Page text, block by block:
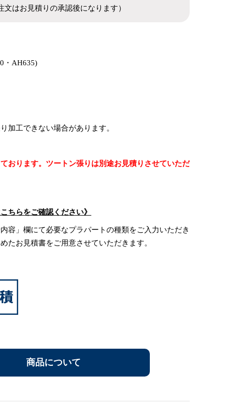
文はお見積りの承認後になります）
・AH635)
加工できない場合があります。
おります。ツートン張りは別途お見積りさせていただ
ちらをご確認ください》
容」欄にて必要なプラパートの種類をご入力いただき
たお見積書をご用意させていただきます。
商品について